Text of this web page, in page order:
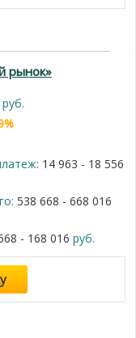
рынок»
14 963 - 18 556
538 668 - 668 016
- 168 016 руб.